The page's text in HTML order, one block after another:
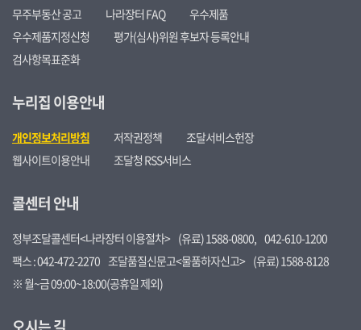
무주부동산 공고 나라장터 FAQ
우수제품
우수제품지정신청
평가(심사)위원 후보자 등록안내
검사항목표준화
누리집 이용안내
개인정보처리방침 저작권정책
조달서비스헌장
웹사이트이용안내
조달청 RSS서비스
콜센터 안내
정부조달콜센터<나라장터 이용절차> (유료) 1588-0800, 042-610-1200
팩스 : 042-472-2270 조달품질신문고<물품하자신고> (유료) 1588-8128
※ 월~금 09:00~18:00(공휴일 제외)